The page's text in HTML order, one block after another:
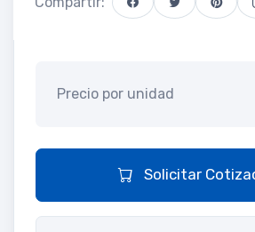
Precio por unidad
Solicitar